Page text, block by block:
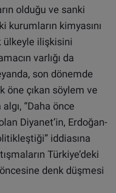
olduğu ve sanki
kurumların kimyasını
ülkeyle ilişkisini
varlığı da
son dönemde
öne çıkan söylem ve
“Daha önce
Diyanet’in, Erdoğan-
iddiasına
Türkiye’deki
denk düşmesi